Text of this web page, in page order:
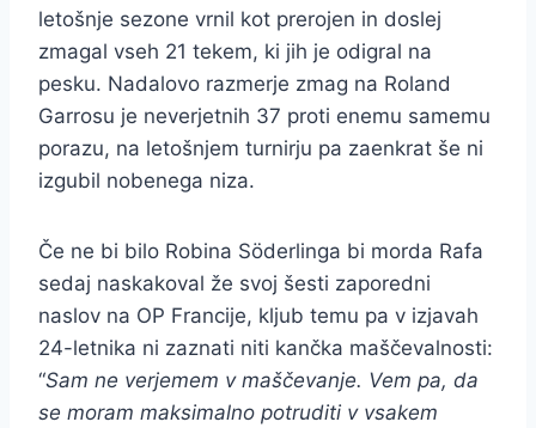
letošnje sezone vrnil kot prerojen in doslej
zmagal vseh 21 tekem, ki jih je odigral na
pesku. Nadalovo razmerje zmag na Roland
Garrosu je neverjetnih 37 proti enemu samemu
porazu, na letošnjem turnirju pa zaenkrat še ni
izgubil nobenega niza.
Če ne bi bilo Robina Söderlinga bi morda Rafa
sedaj naskakoval že svoj šesti zaporedni
naslov na OP Francije, kljub temu pa v izjavah
24-letnika ni zaznati niti kančka maščevalnosti:
“Sam ne verjemem v maščevanje. Vem pa, da
se moram maksimalno potruditi v vsakem